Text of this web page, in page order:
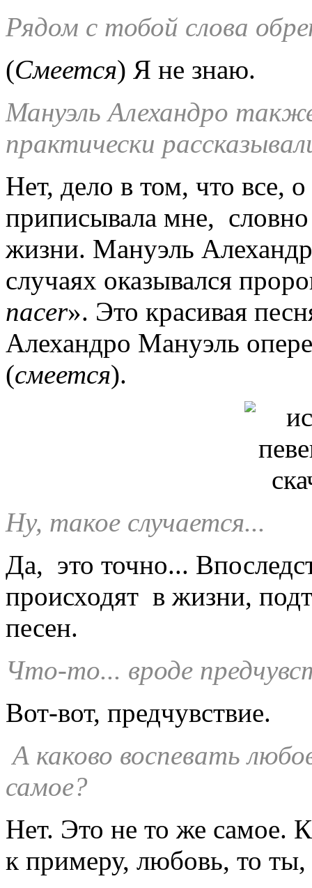
Рядом с тобой слова
(Смеется) Я не знаю.
Мануэль Алехандро
практически
Нет, дело в том, что все,
приписывала мне,
жизни. Мануэль
случаях оказывался
nacer». Это красивая
Алехандро Мануэль
(смеется).
Ну, такое случается...
Да, это точно...
происходят в жизни,
песен.
Что-то... вроде
Вот-вот, предчувствие.
А каково воспевать
самое?
Нет. Это не то же самое.
к примеру, любовь, то ты,